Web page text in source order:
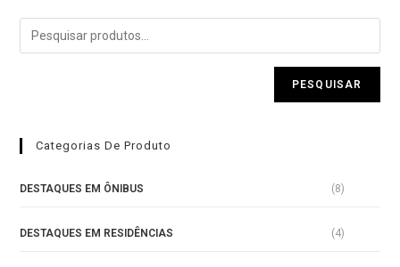
5
PESQUISAR
Categorias De Produto
DESTAQUES EM ÔNIBUS (8)
DESTAQUES EM RESIDÊNCIAS (4)